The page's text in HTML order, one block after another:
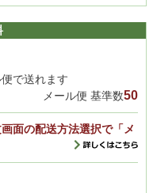
で送れます
メール便 基準数50
面の配送方法選択で「メ